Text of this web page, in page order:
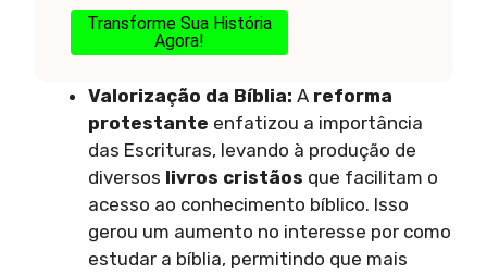
Transforme Sua História
Agora!
Valorização da Bíblia: A reforma
protestante enfatizou a importância
das Escrituras, levando à produção de
diversos livros cristãos que facilitam o
acesso ao conhecimento bíblico. Isso
gerou um aumento no interesse por como
estudar a bíblia, permitindo que mais